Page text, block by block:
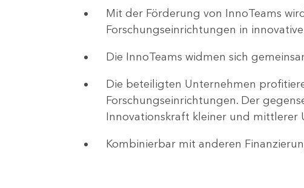
Mit der Förderung von InnoTeams
Forschungseinrichtungen in
Die InnoTeams widmen sich
Die beteiligten Unternehmen
Forschungseinrichtungen. Der
Innovationskraft kleiner und mittlerer
Kombinierbar mit anderen